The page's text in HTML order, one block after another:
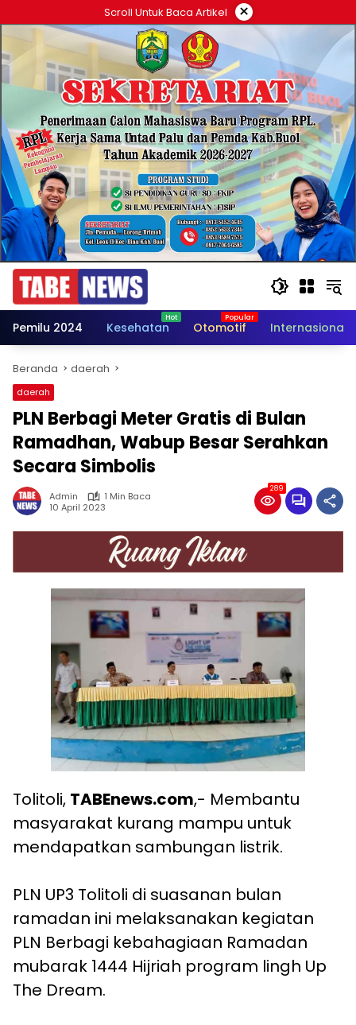
ke
konten
Scroll Untuk Baca Artikel ×
Pemilu 2024 Kesehatan Otomotif Internasional
Beranda daerah
daerah
PLN Berbagi Meter Gratis di Bulan
Ramadhan, Wabup Besar Serahkan
Secara Simbolis
Admin
1 Min Baca
10 April 2023
289
Tolitoli, TABEnews.com,- Membantu
masyarakat kurang mampu untuk
mendapatkan sambungan listrik.
PLN UP3 Tolitoli di suasanan bulan
ramadan ini melaksanakan kegiatan
PLN Berbagi kebahagiaan Ramadan
mubarak 1444 Hijriah program lingh Up
The Dream.